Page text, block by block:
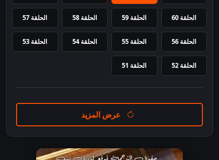
الحلقة 60 الحلقة 59 الحلقة 58 الحلقة 57
الحلقة 56 الحلقة 55 الحلقة 54 الحلقة 53
الحلقة 52 الحلقة 51
عرض المزيد